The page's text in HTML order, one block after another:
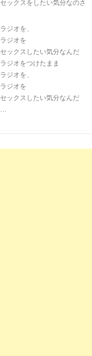
セックスをしたい気分なのさ
ラジオを、
ラジオを
セックスしたい気分なんだ
ラジオをつけたまま
ラジオを、
ラジオを
セックスしたい気分なんだ